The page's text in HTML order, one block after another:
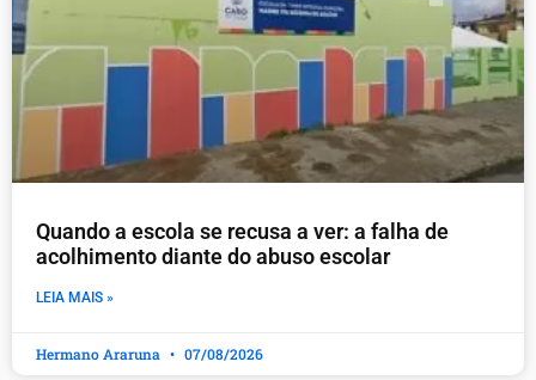
Quando a escola se recusa a ver: a falha de
acolhimento diante do abuso escolar
LEIA MAIS »
Hermano Araruna 07/08/2026